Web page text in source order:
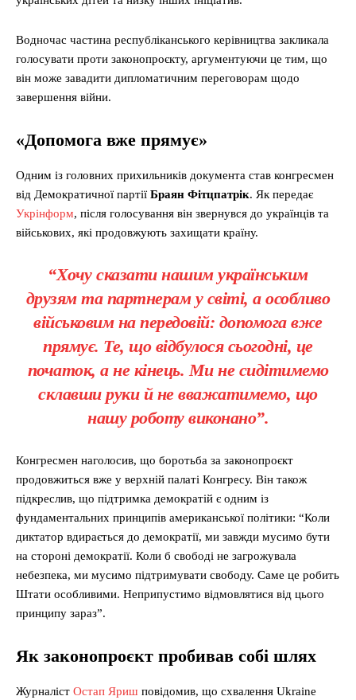
Водночас частина республіканського керівництва закликала
голосувати проти законопроєкту, аргументуючи це тим, що
він може завадити дипломатичним переговорам щодо
завершення війни.
«Допомога вже прямує»
Одним із головних прихильників документа став конгресмен
від Демократичної партії Браян Фітцпатрік. Як передає
Укрінформ, після голосування він звернувся до українців та
військових, які продовжують захищати країну.
“Хочу сказати нашим українським
друзям та партнерам у світі, а особливо
військовим на передовій: допомога вже
прямує. Те, що відбулося сьогодні, це
початок, а не кінець. Ми не сидітимемо
склавши руки й не вважатимемо, що
нашу роботу виконано”.
Конгресмен наголосив, що боротьба за законопроєкт
продовжиться вже у верхній палаті Конгресу. Він також
підкреслив, що підтримка демократій є одним із
фундаментальних принципів американської політики: “Коли
диктатор вдирається до демократії, ми завжди мусимо бути
на стороні демократії. Коли б свободі не загрожувала
небезпека, ми мусимо підтримувати свободу. Саме це робить
Штати особливими. Неприпустимо відмовлятися від цього
принципу зараз”.
Як законопроєкт пробивав собі шлях
Журналіст Остап Яриш повідомив, що схвалення Ukraine